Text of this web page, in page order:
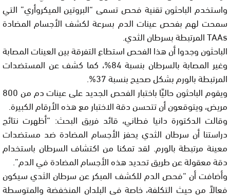
واستخدم الباحثون تقنية فحص تسمى “البروتين الميكروأري” التي
سمحت لهم بفحص عينات الدم بسرعة لكشف الأجسام المضادة
TAAs المرتبطة بسرطان الثدي.
الباحثون وجدوا أن هذا الفحص استطاع التفرقة بين العينات المصابة
وغير المصابة بالسرطان بنسبة 84%، كما كشف عن المستضدات
المرتبطة بالورم بشكل صحيح بنسبة 37%.
ويقوم الباحثون حاليًا باختبار الفحص الجديد على عينات دم من 800
مريض، ويتوقعون أن تتحسن دقة الاختبار مع هذه الأرقام الكبيرة.
وقالت الدكتورة دانيا فطاني، قائد فريق البحث: “أظهرت نتائج
دراستنا أن سرطان الثدي يحفز الأجسام المضادة ضد مستضدات
معينة مرتبطة بالورم. لقد تمكنا من اكتشاف السرطان باستخدام
دقة معقولة عن طريق تحديد هذه الأجسام المضادة في الدم”.
وأضافت أن “فحص الدم للكشف المبكر عن سرطان الثدي سيكون
فعالاً من حيث التكلفة، خاصة في البلدان المنخفضة والمتوسطة